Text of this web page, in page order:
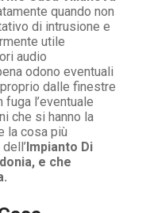
quando non
di intrusione e
utile
audio
odono eventuali
dalle finestre
l’eventuale
che si hanno la
la cosa più
Impianto Di
e che